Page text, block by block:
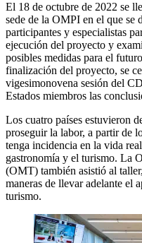
El 18 de octubre de 2022 se
sede de la OMPI en el que se
participantes y especialistas
ejecución del proyecto y
posibles medidas para el
finalización del proyecto, se
vigesimonovena sesión del
Estados miembros las
Los cuatro países estuvieron
proseguir la labor, a partir de
tenga incidencia en la vida
gastronomía y el turismo. La
(OMT) también asistió al
maneras de llevar adelante el
turismo.